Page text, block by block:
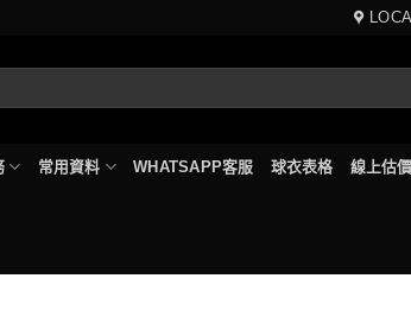
常用資料 WHATSAPP客服 球衣表格 線上估價